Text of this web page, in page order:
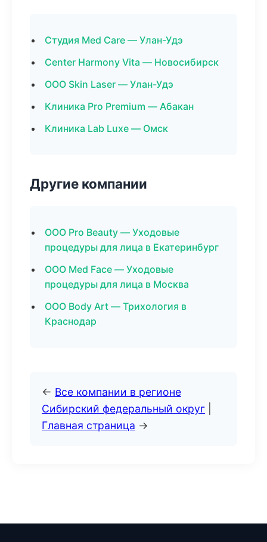
Студия Med Care — Улан-Удэ
Center Harmony Vita — Новосибирск
ООО Skin Laser — Улан-Удэ
Клиника Pro Premium — Абакан
Клиника Lab Luxe — Омск
Другие компании
ООО Pro Beauty — Уходовые
процедуры для лица в Екатеринбург
ООО Med Face — Уходовые
процедуры для лица в Москва
ООО Body Art — Трихология в
Краснодар
← Все компании в регионе
Сибирский федеральный округ
Главная страница →